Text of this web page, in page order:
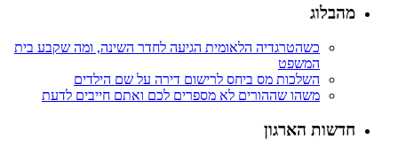
מהבלוג
כשהטרגדיה הלאומית הגיעה לחדר השינה, ומה שקבע בית
המשפט
השלכות מס ביחס לרישום דירה על שם הילדים
משהו שההורים לא מספרים לכם ואתם חייבים לדעת
חדשות הארגון